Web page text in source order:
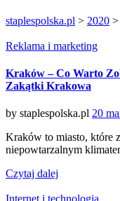
staplespolska.pl > 2020 >
Categories
Reklama i marketing
Kraków – Co Warto
Zakątki Krakowa
by staplespolska.pl Posted
20
Kraków to miasto, które
niepowtarzalnym
Czytaj dalej
Categories